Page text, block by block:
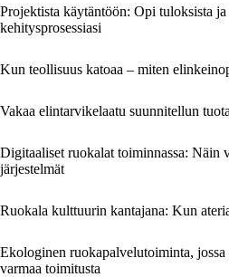
Projektista käytäntöön: Opi tuloksista ja
kehitysprosessiasi
Kun teollisuus katoaa – miten
Vakaa elintarvikelaatu suunnitellun
Digitaaliset ruokalat toiminnassa: Näin
järjestelmät
Ruokala kulttuurin kantajana: Kun
Ekologinen ruokapalvelutoiminta, jossa
varmaa toimitusta